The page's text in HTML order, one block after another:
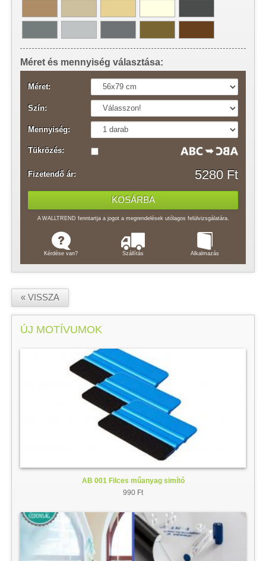
Méret és mennyiség választása:
Méret:
Szín:
Mennyiség:
Tükrözés:
Fizetendő ár: 5280 Ft
A WALLTREND fenntartja a jogot a megrendelések utólagos felülvizsgálatára.
Kérdése van? Szállítás Alkalmazás
« VISSZA
ÚJ MOTÍVUMOK
AB 001 Filces műanyag simító
990 Ft